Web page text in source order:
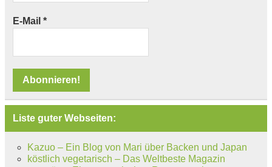
E-Mail *
Liste guter Webseiten:
Kazuo – Ein Blog von Mari über Backen und Japan
köstlich vegetarisch – Das Weltbeste Magazin